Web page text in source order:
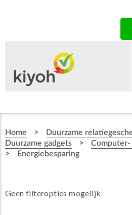
Home > Duurzame
Duurzame gadgets > Computer-
> Energiebesparing
Geen filteropties mogelijk